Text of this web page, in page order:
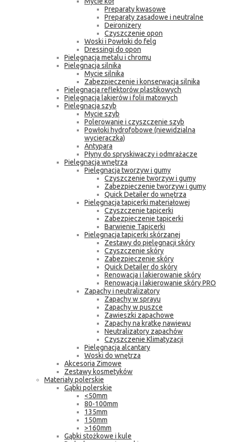
Preparaty kwasowe
Preparaty zasadowe i neutralne
Deironizery
Czyszczenie opon
Woski i Powłoki do felg
Dressingi do opon
Pielęgnacja metalu i chromu
Pielęgnacja silnika
Mycie silnika
Zabezpieczenie i konserwacja silnika
Pielęgnacja reflektorów plastikowych
Pielęgnacja lakierów i folii matowych
Pielęgnacja szyb
Mycie szyb
Polerowanie i czyszczenie szyb
Powłoki hydrofobowe (niewidzialna
wycieraczka)
Antypara
Płyny do spryskiwaczy i odmrażacze
Pielęgnacja wnętrza
Pielęgnacja tworzyw i gumy
Czyszczenie tworzyw i gumy
Zabezpieczenie tworzyw i gumy
Quick Detailer do wnętrza
Pielęgnacja tapicerki materiałowej
Czyszczenie tapicerki
Zabezpieczenie tapicerki
Barwienie Tapicerki
Pielęgnacja tapicerki skórzanej
Zestawy do pielęgnacji skóry
Czyszczenie skóry
Zabezpieczenie skóry
Quick Detailer do skóry
Renowacja i lakierowanie skóry
Renowacja i lakierowanie skóry PRO
Zapachy i neutralizatory
Zapachy w sprayu
Zapachy w puszce
Zawieszki zapachowe
Zapachy na kratkę nawiewu
Neutralizatory zapachów
Czyszczenie Klimatyzacji
Pielęgnacja alcantary
Woski do wnętrza
Akcesoria Zimowe
Zestawy kosmetyków
Materiały polerskie
Gąbki polerskie
<50mm
80-100mm
135mm
150mm
>160mm
Gąbki stożkowe i kule